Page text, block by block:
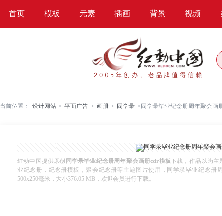
首页 模板 元素 插画 背景 视频
当前位置： 设计网站 > 平面广告 > 画册 > 同学录 > 同学录毕业纪念册周年聚会画
红动中国提供原创 同学录毕业纪念册周年聚会画册cdr模板下载，作品以为主
业纪念册，纪念册模板，聚会纪念册等主题图片使用，同学录毕业纪念册
500x250毫米，大小376.05 MB，欢迎会员进行下载。